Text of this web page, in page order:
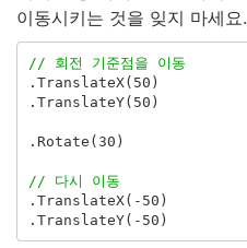
이동시키는 것을 잊지 마세요.
// 회전 기준점을 이동
. TranslateX( 50 )
. TranslateY( 50 )
. Rotate ( 30 )
// 다시 이동
. TranslateX(- 50 )
. TranslateY(- 50 )